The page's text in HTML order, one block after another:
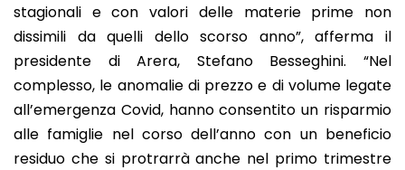
stagionali e con valori delle materie prime non
dissimili da quelli dello scorso anno”, afferma il
presidente di Arera, Stefano Besseghini. “Nel
complesso, le anomalie di prezzo e di volume legate
all’emergenza Covid, hanno consentito un risparmio
alle famiglie nel corso dell’anno con un beneficio
residuo che si protrarrà anche nel primo trimestre